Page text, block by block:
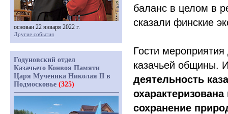
баланс в целом в
сказали финские
Гости
казачьей общины.
деятельность
сохранение
основан 22 января 2022 г.
Другие события
Годуновский отдел
Казачьего Конвоя Памяти
Царя Мученика Николая II в
Подмосковье (325)